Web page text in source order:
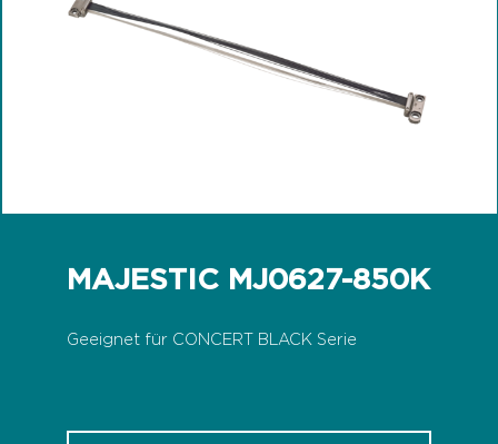
MAJESTIC MJ0627-850K
Geeignet für CONCERT BLACK Serie